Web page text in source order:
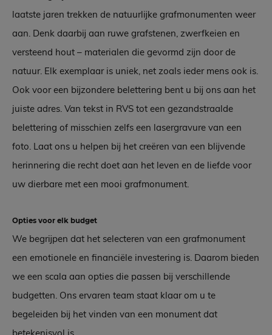
laatste jaren trekken de natuurlijke grafmonumenten weer
aan. Denk daarbij aan ruwe grafstenen, zwerfkeien en
versteend hout – materialen die gevormd zijn door de
natuur. Elk exemplaar is uniek, net zoals ieder mens ook is.
Ook voor een bijzondere belettering bent u bij ons aan het
juiste adres. Van tekst in RVS tot een gezandstraalde
belettering of misschien zelfs een lasergravure van een
foto. Laat ons u helpen bij het creëren van een blijvende
herinnering die recht doet aan het leven en de liefde voor
uw dierbare met een mooi grafmonument.
Opties voor elk budget
We begrijpen dat het selecteren van een grafmonument
een emotionele en financiële investering is. Daarom bieden
we een scala aan opties die passen bij verschillende
budgetten. Ons ervaren team staat klaar om u te
begeleiden bij het vinden van een monument dat